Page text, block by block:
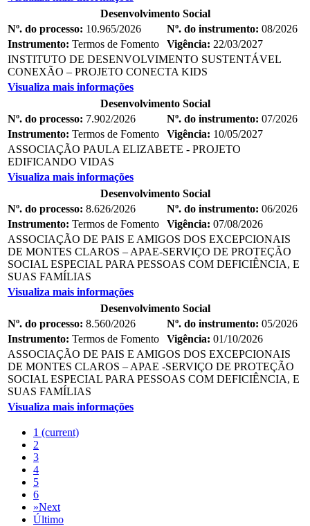
Desenvolvimento Social
Nº. do processo: 10.965/2026 Nº. do instrumento: 08/2026
Instrumento: Termos de Fomento Vigência: 22/03/2027
INSTITUTO DE DESENVOLVIMENTO SUSTENTÁVEL
CONEXÃO – PROJETO CONECTA KIDS
Visualiza mais informações
Desenvolvimento Social
Nº. do processo: 7.902/2026 Nº. do instrumento: 07/2026
Instrumento: Termos de Fomento Vigência: 10/05/2027
ASSOCIAÇÃO PAULA ELIZABETE - PROJETO
EDIFICANDO VIDAS
Visualiza mais informações
Desenvolvimento Social
Nº. do processo: 8.626/2026 Nº. do instrumento: 06/2026
Instrumento: Termos de Fomento Vigência: 07/08/2026
ASSOCIAÇÃO DE PAIS E AMIGOS DOS EXCEPCIONAIS
DE MONTES CLAROS – APAE-SERVIÇO DE PROTEÇÃO
SOCIAL ESPECIAL PARA PESSOAS COM DEFICIÊNCIA, E
SUAS FAMÍLIAS
Visualiza mais informações
Desenvolvimento Social
Nº. do processo: 8.560/2026 Nº. do instrumento: 05/2026
Instrumento: Termos de Fomento Vigência: 01/10/2026
ASSOCIAÇÃO DE PAIS E AMIGOS DOS EXCEPCIONAIS
DE MONTES CLAROS – APAE -SERVIÇO DE PROTEÇÃO
SOCIAL ESPECIAL PARA PESSOAS COM DEFICIÊNCIA, E
SUAS FAMÍLIAS
Visualiza mais informações
1 (current)
2
3
4
5
6
»Next
Último